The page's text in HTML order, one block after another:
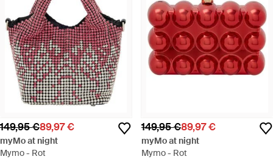
149,95 €89,97 €
myMo at night
Mymo - Rot
149,95 €89,97 €
myMo at night
Mymo - Rot